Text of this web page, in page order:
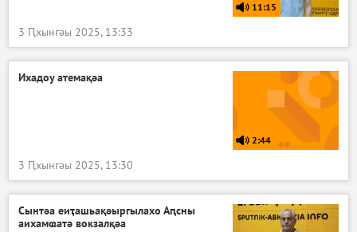
11:15
3 Ԥхынгәы 2025, 13:33
Ихадоу атемақәа
2:44
3 Ԥхынгәы 2025, 13:30
Сынтәа еиҭашьақәыргылахо Аԥсны
аихамҩатә вокзалқәа